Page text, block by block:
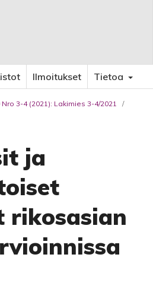
Ilmoitukset Tietoa
Nro 3-4 (2021): Lakimies 3-4/2021
/
ja
rikosasian